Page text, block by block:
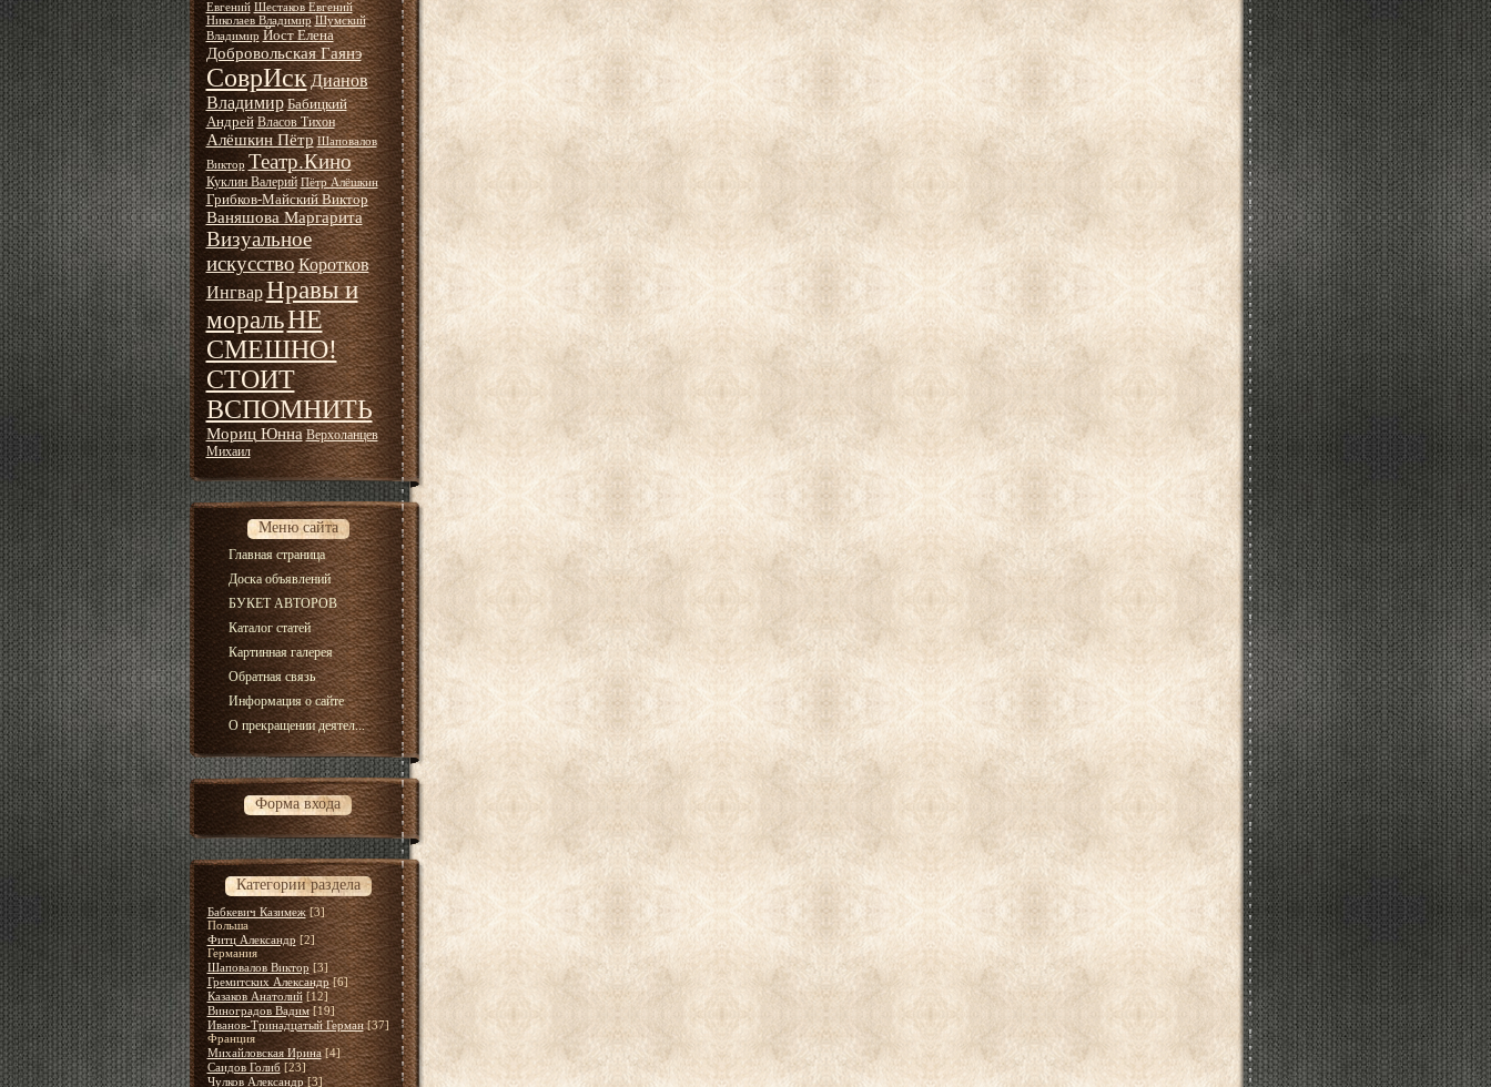
Евгений Шестаков Евгений
Николаев Владимир Шумский
Владимир Йост Елена
Добровольская Гаянэ
СоврИскДианов
Владимир Бабицкий
Андрей Власов Тихон
Алёшкин Пётр Шаповалов
Виктор Театр.Кино
Куклин Валерий Пётр Алёшкин
Грибков-Майский Виктор
Ваняшова Маргарита
Визуальное
искусство Коротков
ИнгварНравы и
моральНЕ
СМЕШНО!
СТОИТ
ВСПОМНИТЬ
Мориц Юнна Верхоланцев
Михаил
Меню сайта
Главная страница
Доска объявлений
БУКЕТ АВТОРОВ
Каталог статей
Картинная галерея
Обратная связь
Информация о сайте
О прекращении деятел...
Форма входа
Категории раздела
Бабкевич Казимеж [3]
Польша
Фитц Александр [2]
Германия
Шаповалов Виктор [3]
Гремитских Александр [6]
Казаков Анатолий [12]
Виноградов Вадим [19]
Иванов-Тринадцатый Герман [37]
Франция
Михайловская Ирина [4]
Саидов Голиб [23]
Чулков Александр [3]